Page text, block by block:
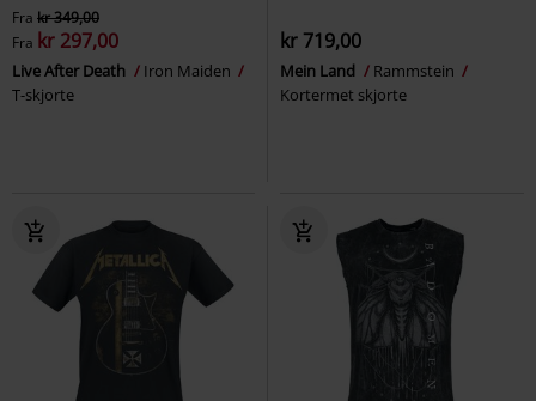
Fra kr 349,00
Fra kr 297,00
Live After Death
Iron Maiden
T-skjorte
kr 719,00
Mein Land
Rammstein
Kortermet skjorte